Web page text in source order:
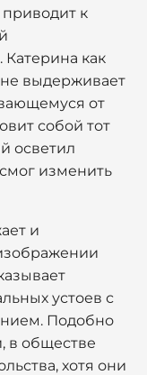
приводит к
как
выдерживает
от
собой тот
осветил
изменить
и
устоев с
Подобно
в обществе
хотя они